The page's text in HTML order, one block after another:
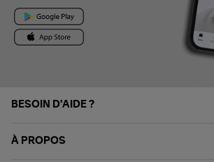
BESOIN D'AIDE ?
À PROPOS